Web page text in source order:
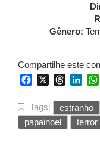
Gênero:
Compartilhe este
FacebookThreads
Tags: estranho
papainoel
terror